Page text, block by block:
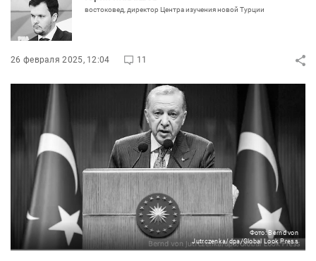
востоковед, директор Центра изучения новой Турции
26 февраля 2025, 12:04 11
Фото: Bernd von
Jutrczenka/dpa/Global Look Press